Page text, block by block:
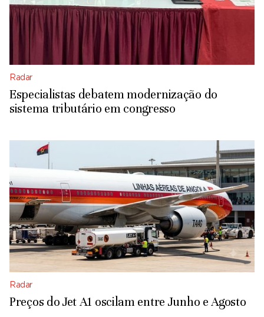
Radar
Especialistas debatem modernização do
sistema tributário em congresso
Radar
Preços do Jet A1 oscilam entre Junho e Agosto